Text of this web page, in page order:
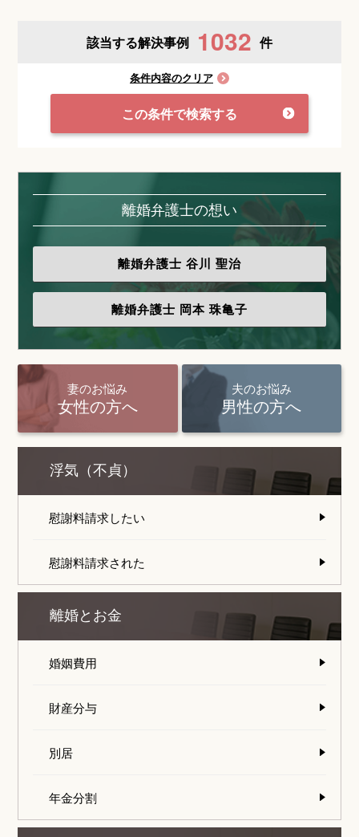
該当する解決事例 1032 件
条件内容のクリア
この条件で検索する
離婚弁護士の想い
離婚弁護士 谷川 聖治
離婚弁護士 岡本 珠亀子
妻のお悩み
女性の方へ
夫のお悩み
男性の方へ
浮気（不貞）
慰謝料請求したい
慰謝料請求された
離婚とお金
婚姻費用
財産分与
別居
年金分割